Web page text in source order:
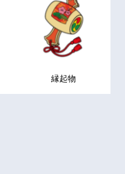
縁起物